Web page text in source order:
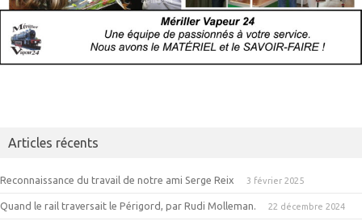
Articles récents
Reconnaissance du travail de notre ami Serge Reix 3 février 2025
Quand le rail traversait le Périgord, par Rudi Molleman. 22 décembre 2024